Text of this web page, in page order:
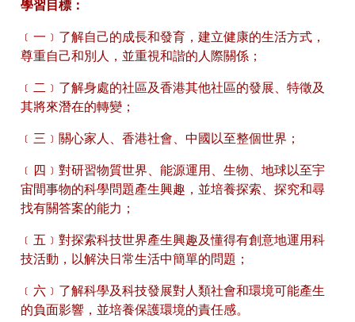
學習目標：
﹝一﹞了解自己的成長和發育，建立健康的生活方式，
尊重自己和別人，並重視和諧的人際關係；
﹝二﹞了解身處的社區及香港其他社區的發展、特徵及
其將來潛在的轉變；
﹝三﹞關心家人、香港社會、中國以至整個世界；
﹝四﹞對研習物質世界、能源運用、生物、地球以至宇
宙間事物的科學問題產生興趣，並培養探索、探究和尋
找有關答案的能力；
﹝五﹞對探索科技世界產生興趣及懂得有創意地運用科
技活動，以解決日常生活中簡單的問題；
﹝六﹞了解科學及科技發展對人類社會和環境可能產生
的負面影響，並培養保護環境的責任感。